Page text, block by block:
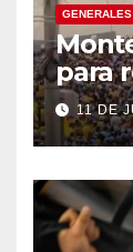
GENERALES
para
11 DE